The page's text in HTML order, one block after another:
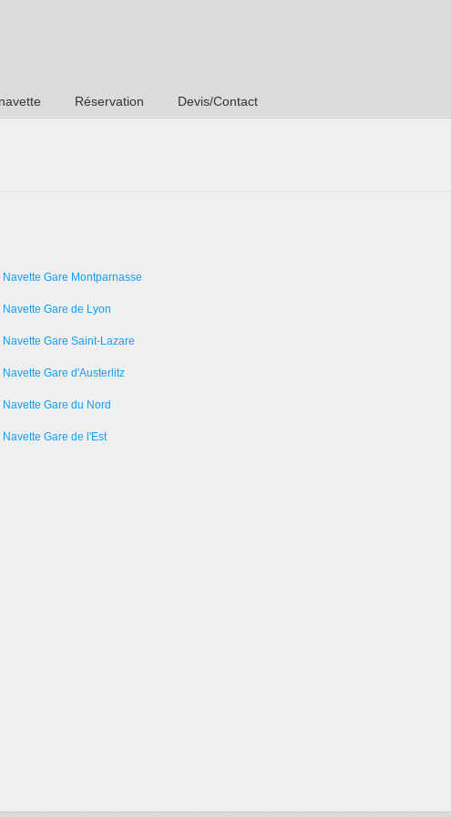
Réservation Devis/Contact
Navette Gare Montparnasse
Navette Gare de Lyon
Navette Gare Saint-Lazare
Navette Gare d'Austerlitz
Navette Gare du Nord
Navette Gare de l'Est